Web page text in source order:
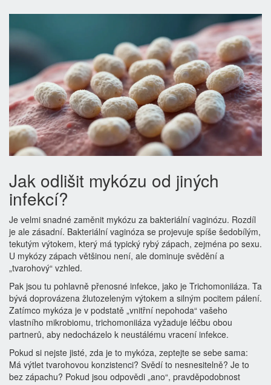
Jak odlišit mykózu od jiných
infekcí?
Je velmi snadné zaměnit mykózu za bakteriální vaginózu. Rozdíl
je ale zásadní. Bakteriální vaginóza se projevuje spíše šedobílým,
tekutým výtokem, který má typický rybý zápach, zejména po sexu.
U mykózy zápach většinou není, ale dominuje svědění a
„tvarohový“ vzhled.
Pak jsou tu pohlavně přenosné infekce, jako je Trichomoniiáza. Ta
bývá doprovázena žlutozeleným výtokem a silným pocitem pálení.
Zatímco mykóza je v podstatě „vnitřní nepohoda“ vašeho
vlastního mikrobiomu, trichomoniiáza vyžaduje léčbu obou
partnerů, aby nedocházelo k neustálému vracení infekce.
Pokud si nejste jisté, zda je to mykóza, zeptejte se sebe sama:
Má výtlet tvarohovou konzistenci? Svědí to nesnesitelně? Je to
bez zápachu? Pokud jsou odpovědi „ano“, pravděpodobnost